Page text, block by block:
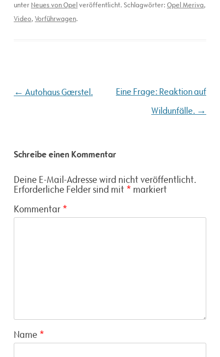
unter Neues von Opelveröffentlicht. Schlagwörter: Opel Meriva,
Video, Vorführwagen.
Beitragsnavigation
← Autohaus Gærstel.
Eine Frage: Reaktion auf
Wildunfälle. →
Schreibe einen Kommentar
Deine E-Mail-Adresse wird nicht veröffentlicht.
Erforderliche Felder sind mit * markiert
Kommentar *
Name *